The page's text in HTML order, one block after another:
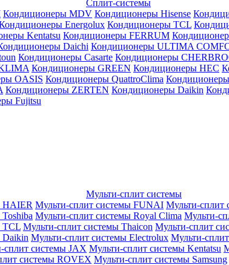
Сплит-системы
Кондиционеры MDV Кондиционеры Hisense
Energolux Кондиционеры TCL
Kentatsu Кондиционеры FERRUM
Daichi Кондиционеры ULTIMA
Кондиционеры Casarte Кондиционеры
Кондиционеры GREEN Кондиционеры HEC
OASIS Кондиционеры QuattroClima
Кондиционеры ZERTEN Кондиционеры Daikin
Fujitsu
Мульти-сплит системы
HAIER Мульти-сплит системы FUNAI Мульти-сплит
Мульти-сплит системы Royal Clima Мульти-
TCL Мульти-сплит системы Thaicon Мульти-сплит
Daikin Мульти-сплит системы Electrolux Мульти-
сплит системы JAX Мульти-сплит системы Kentatsu
системы ROVEX Мульти-сплит системы Samsung